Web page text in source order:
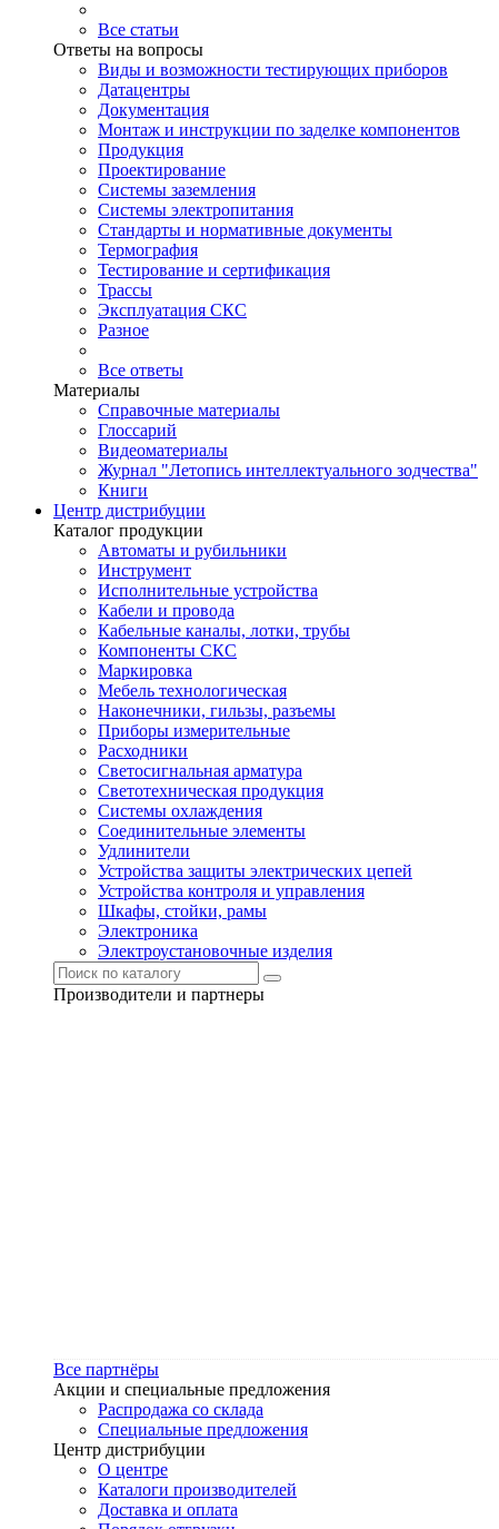
Все статьи
Ответы на вопросы
Виды и возможности тестирующих приборов
Датацентры
Документация
Монтаж и инструкции по заделке компонентов
Продукция
Проектирование
Системы заземления
Системы электропитания
Стандарты и нормативные документы
Термография
Тестирование и сертификация
Трассы
Эксплуатация СКС
Разное
Все ответы
Материалы
Справочные материалы
Глоссарий
Видеоматериалы
Журнал "Летопись интеллектуального зодчества"
Книги
Центр дистрибуции
Каталог продукции
Автоматы и рубильники
Инструмент
Исполнительные устройства
Кабели и провода
Кабельные каналы, лотки, трубы
Компоненты СКС
Маркировка
Мебель технологическая
Наконечники, гильзы, разъемы
Приборы измерительные
Расходники
Светосигнальная арматура
Светотехническая продукция
Системы охлаждения
Соединительные элементы
Удлинители
Устройства защиты электрических цепей
Устройства контроля и управления
Шкафы, стойки, рамы
Электроника
Электроустановочные изделия
Производители и партнеры
Все партнёры
Акции и специальные предложения
Распродажа со склада
Специальные предложения
Центр дистрибуции
О центре
Каталоги производителей
Доставка и оплата